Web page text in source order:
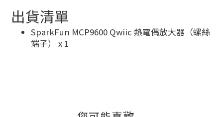
出貨清單
SparkFun MCP9600 Qwiic 熱電偶放大器（螺絲
端子） x 1